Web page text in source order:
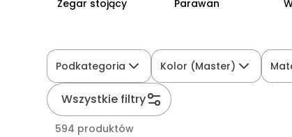
Zegar stojący Parawan
Podkategoria Kolor (Master)
Wszystkie filtry
594 produktów